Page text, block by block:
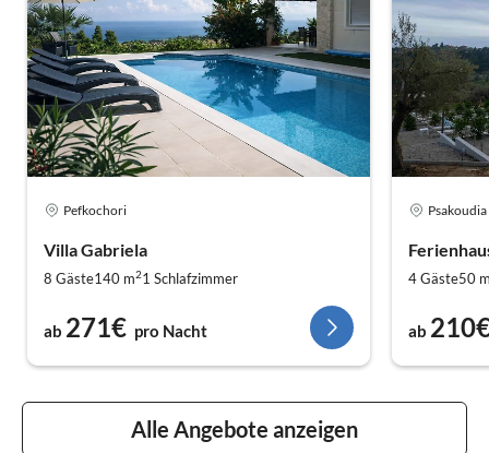
Pefkochori
Villa Gabriela
8 Gäste140 m21 Schlafzimmer
ab 271€ pro Nacht
Psakoudia
4 Gäste50
ab
Alle Angebote anzeigen